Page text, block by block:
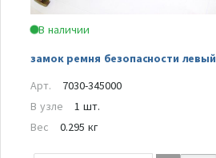
В наличии
замок ремня безопасности левый
Арт.
7030-345000
В узле
1 шт.
Вес
0.295 кг